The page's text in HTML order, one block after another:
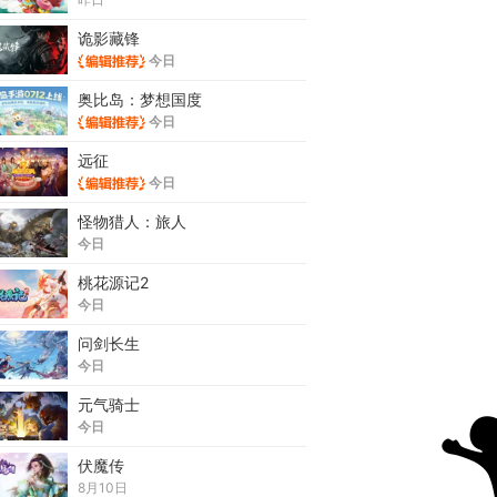
诡影藏锋
今日
奥比岛：梦想国度
今日
远征
今日
怪物猎人：旅人
今日
桃花源记2
今日
问剑长生
今日
元气骑士
今日
伏魔传
8月10日